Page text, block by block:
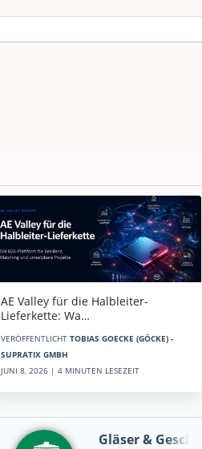
AE Valley für die Halbleiter-
Lieferkette: Wa…
VERÖFFENTLICHT TOBIAS GOECKE (GÖCKE) -
SUPRATIX GMBH
JUNI 8, 2026 | 4 MINUTEN LESEZEIT
Gläser & Geschi…